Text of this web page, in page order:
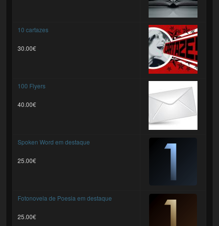
10 cartazes
30.00€
100 Flyers
40.00€
Spoken Word em destaque
25.00€
Fotonovela de Poesia em destaque
25.00€